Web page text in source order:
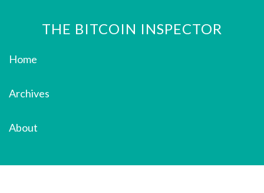
THE BITCOIN INSPECTOR
Home
Archives
About